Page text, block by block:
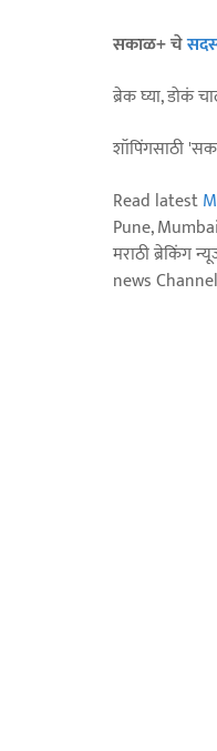
सकाळ+ चे
ब्रेक घ्या, डोकं
शॉपिंगसाठी
Read latest
Pune,
मराठी ब्रेकिंग
news